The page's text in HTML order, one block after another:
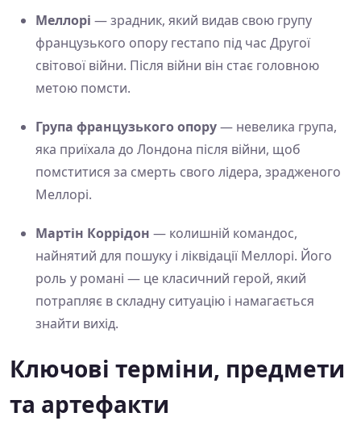
Меллорі — зрадник, який видав свою групу
французького опору гестапо під час Другої
світової війни. Після війни він стає головною
метою помсти.
Група французького опору— невелика група,
яка приїхала до Лондона після війни, щоб
помститися за смерть свого лідера, зрадженого
Меллорі.
Мартін Коррідон — колишній командос,
найнятий для пошуку і ліквідації Меллорі. Його
роль у романі — це класичний герой, який
потрапляє в складну ситуацію і намагається
знайти вихід.
Ключові терміни, предмети
та артефакти